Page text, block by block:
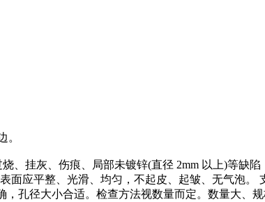
。
、挂灰、伤痕、局部未镀锌(直径 2mm 以上)等缺
应平整、光滑、均匀，不起皮、起皱、无气泡。
孔径大小合适。检查方法视数量而定。数量大、